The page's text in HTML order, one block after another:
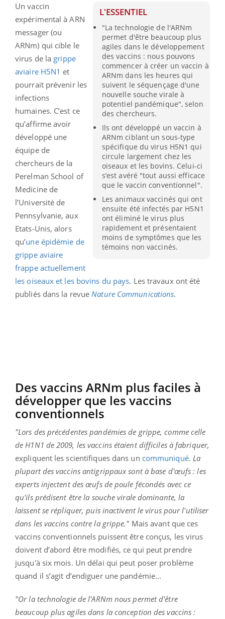
L'ESSENTIEL
"La technologie de l'ARNm
permet d'être beaucoup plus
agiles dans le développement
des vaccins : nous pouvons
commencer à créer un vaccin à
ARNm dans les heures qui
suivent le séquençage d'une
nouvelle souche virale à
potentiel pandémique", selon
des chercheurs.
Ils ont développé un vaccin à
ARNm ciblant un sous-type
spécifique du virus H5N1 qui
circule largement chez les
oiseaux et les bovins. Celui-ci
s’est avéré "tout aussi efficace
que le vaccin conventionnel".
Les animaux vaccinés qui ont
ensuite été infectés par H5N1
ont éliminé le virus plus
rapidement et présentaient
moins de symptômes que les
témoins non vaccinés.
Un vaccin
expérimental à ARN
messager (ou
ARNm) qui cible le
virus de la grippe
aviaire H5N1 et
pourrait prévenir les
infections
humaines. C’est ce
qu’affirme avoir
développé une
équipe de
chercheurs de la
Perelman School of
Medicine de
l’Université de
Pennsylvanie, aux
Etats-Unis, alors
qu’une épidémie de
grippe aviaire
frappe actuellement
les oiseaux et les bovins du pays. Les travaux ont été
publiés dans la revue Nature Communications.
Des vaccins ARNm plus faciles à
développer que les vaccins
conventionnels
"Lors des précédentes pandémies de grippe, comme celle
de H1N1 de 2009, les vaccins étaient difficiles à fabriquer,
expliquent les scientifiques dans un communiqué. La
plupart des vaccins antigrippaux sont à base d'œufs : les
experts injectent des œufs de poule fécondés avec ce
qu'ils prédisent être la souche virale dominante, la
laissent se répliquer, puis inactivent le virus pour l'utiliser
dans les vaccins contre la grippe." Mais avant que ces
vaccins conventionnels puissent être conçus, les virus
doivent d’abord être modifiés, ce qui peut prendre
jusqu'à six mois. Un délai qui peut poser problème
quand il s’agit d’endiguer une pandémie...
"Or la technologie de l'ARNm nous permet d'être
beaucoup plus agiles dans la conception des vaccins :